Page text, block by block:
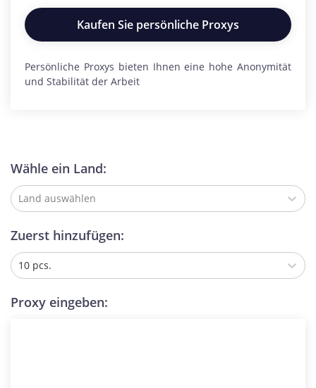
Kaufen Sie persönliche Proxys
Persönliche Proxys bieten Ihnen eine hohe Anonymität
und Stabilität der Arbeit
Wähle ein Land:
Land auswählen
Zuerst hinzufügen:
10 pcs.
Proxy eingeben: